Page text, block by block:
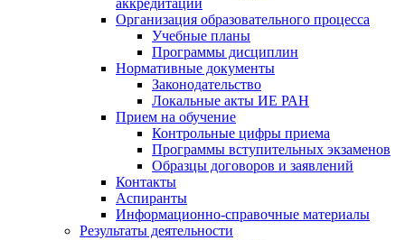
аккредитации
Организация образовательного процесса
Учебные планы
Программы дисциплин
Нормативные документы
Законодательство
Локальные акты ИЕ РАН
Прием на обучение
Контрольные цифры приема
Программы вступительных экзаменов
Образцы договоров и заявлений
Контакты
Аспиранты
Информационно-справочные материалы
Результаты деятельности